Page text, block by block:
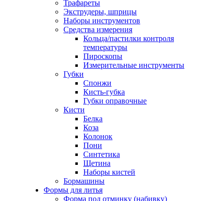
Трафареты
Экструдеры, шприцы
Наборы инструментов
Средства измерения
Кольца/пастилки контроля
температуры
Пироскопы
Измерительные инструменты
Губки
Спонжи
Кисть-губка
Губки оправочные
Кисти
Белка
Коза
Колонок
Пони
Синтетика
Щетина
Наборы кистей
Бормашины
Формы для литья
Форма под отминку (набивку)